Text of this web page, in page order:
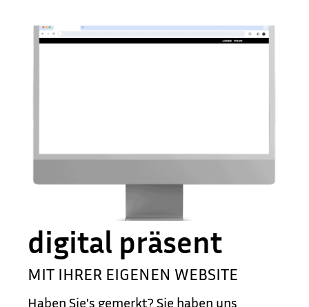
digital präsent
MIT IHRER EIGENEN WEBSITE
Haben Sie's gemerkt? Sie haben uns